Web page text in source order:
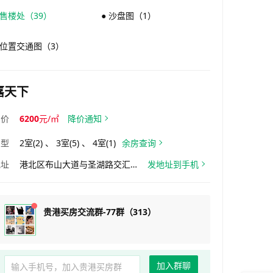
楼处（39） ● 沙盘图（1）
置交通图（3）
天下
6200元/㎡ 降价通知
2室(2) 、 3室(5) 、 4室(1) 余房查询
港北区布山大道与圣湖路交汇处西北角 发地址到手机
贵港买房交流群-77群（313）
加入群聊